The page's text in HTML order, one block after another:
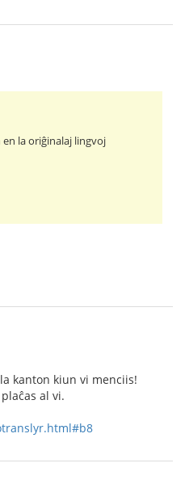
la oriĝinalaj lingvoj
kanton kiun vi menciis!
al vi.